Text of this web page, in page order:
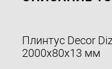
Плинтус Decor
2000х80х13 мм